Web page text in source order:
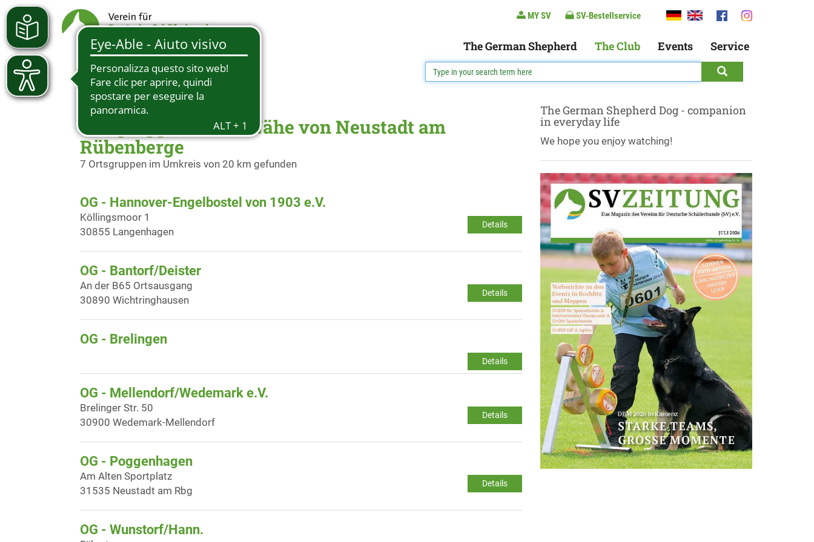
MY SV SV-Bestellservice
The German Shepherd The Club Events Service
Ortsgruppen in der Nähe von Neustadt am
Rübenberge
7 Ortsgruppen im Umkreis von 20 km gefunden
OG - Hannover-Engelbostel von 1903 e.V.
Details
Köllingsmoor 1
30855 Langenhagen
OG - Bantorf/Deister
Details
An der B65 Ortsausgang
30890 Wichtringhausen
OG - Brelingen
Details
OG - Mellendorf/Wedemark e.V.
Details
Brelinger Str. 50
30900 Wedemark-Mellendorf
OG - Poggenhagen
Details
Am Alten Sportplatz
31535 Neustadt am Rbg
OG - Wunstorf/Hann.
The German Shepherd Dog - companion
in everyday life
We hope you enjoy watching!